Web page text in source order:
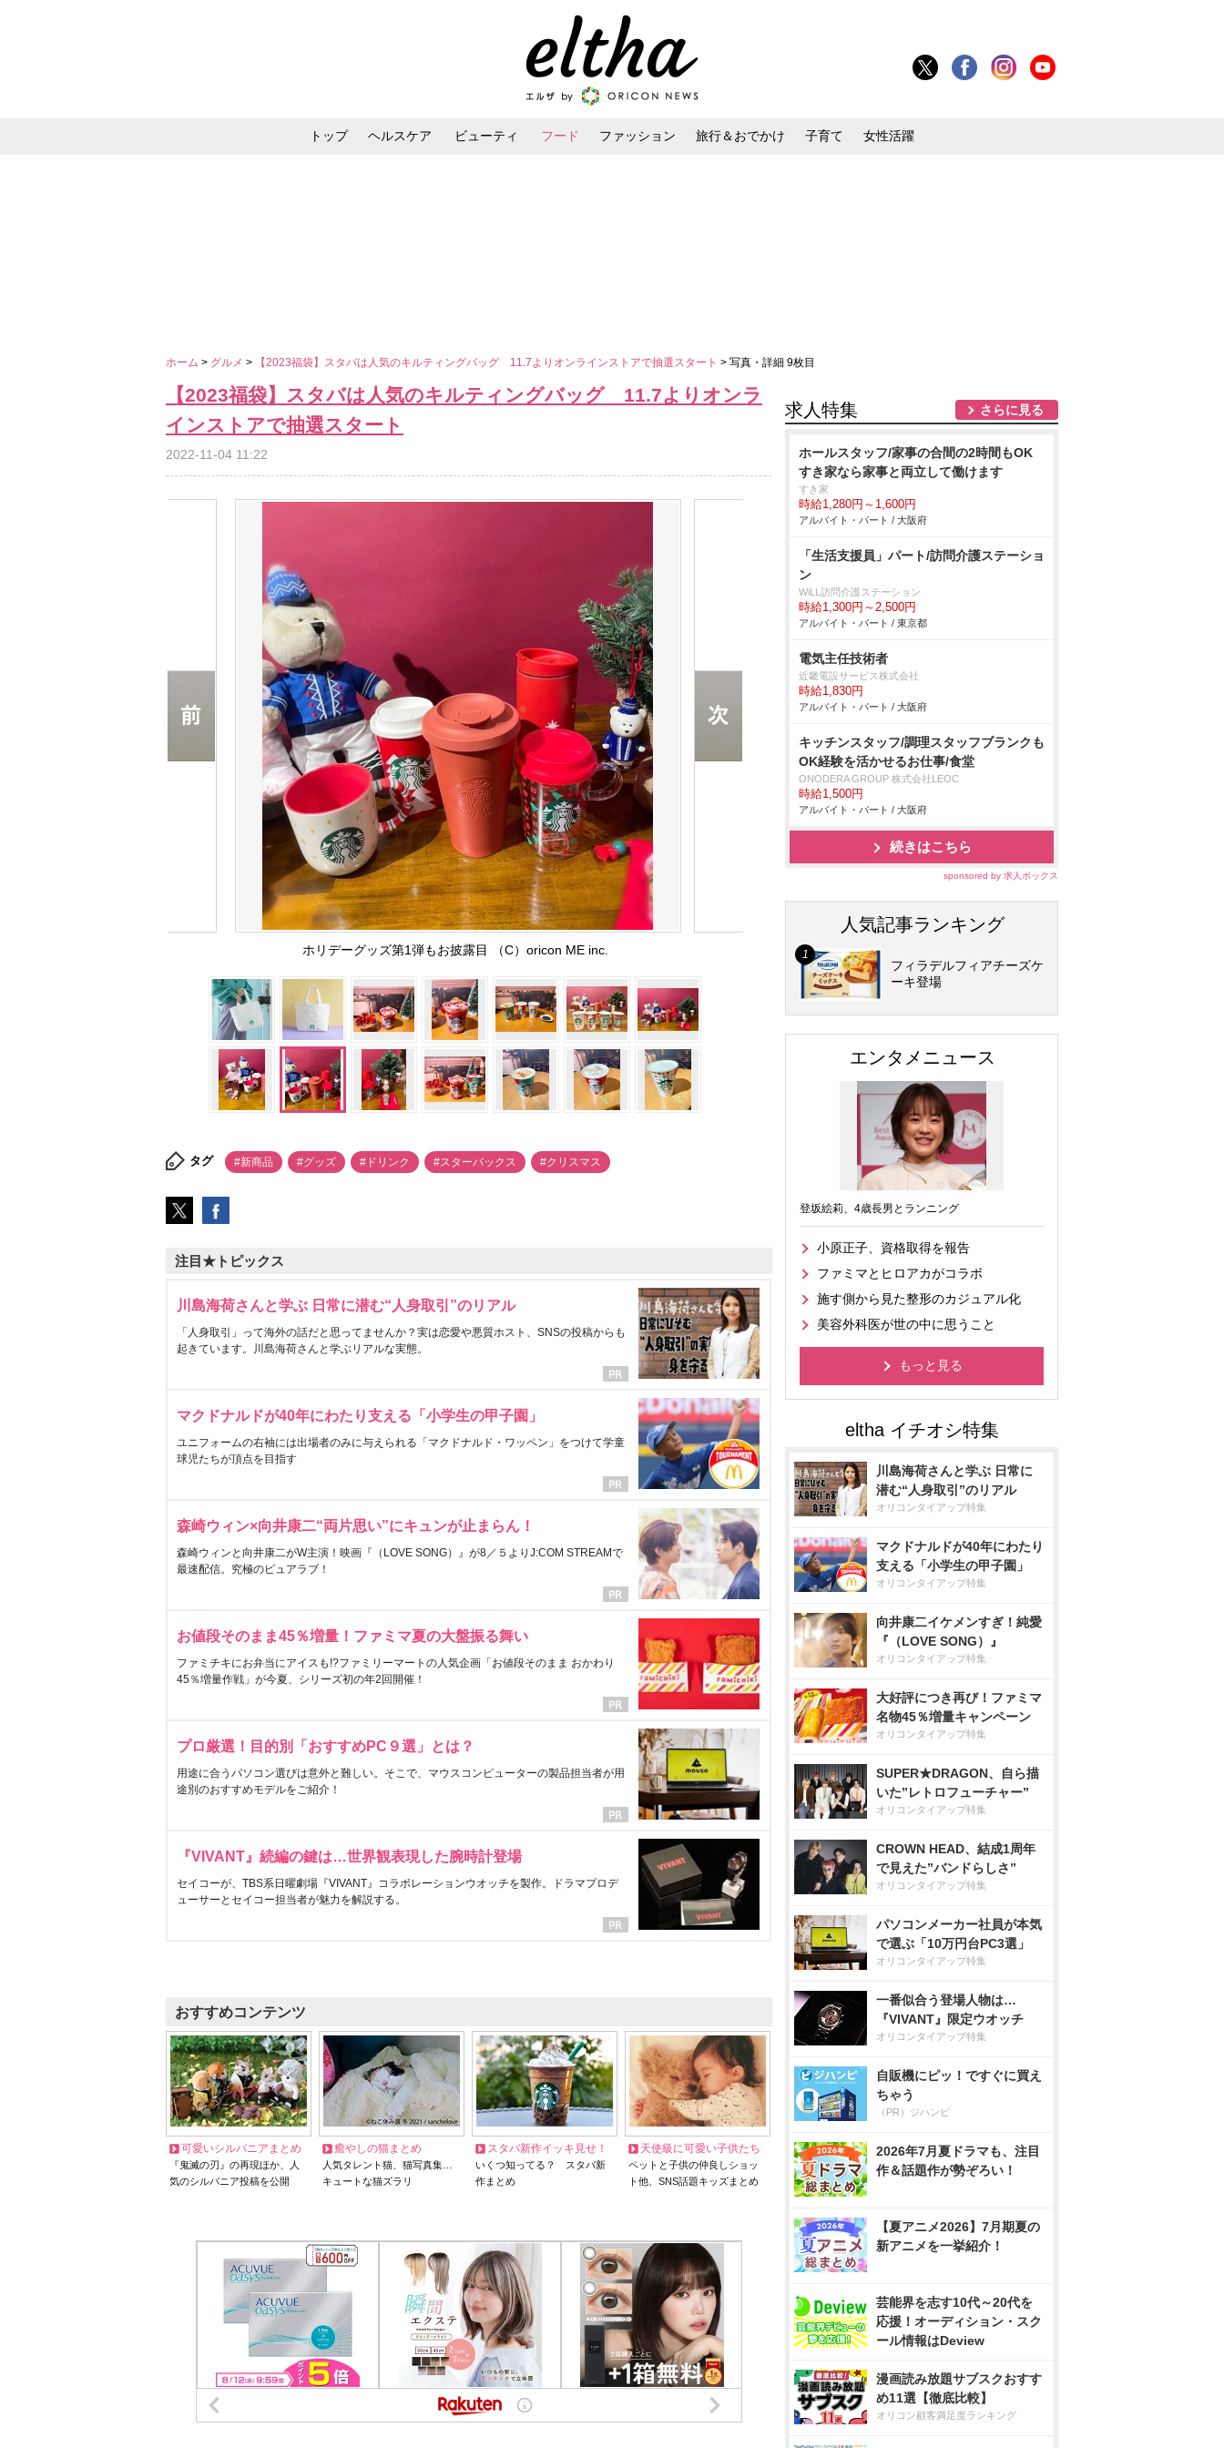
トップ ヘルスケア ビューティ フード ファッション 旅行＆おでかけ 子育て 女性活躍
ホーム > グルメ > 【2023福袋】スタバは人気のキルティングバッグ 11.7よりオンラインストアで抽選スタート > 写真・詳細 9枚目
【2023福袋】スタバは人気のキルティングバッグ 11.7よりオンラ
インストアで抽選スタート
2022-11-04 11:22
ホリデーグッズ第1弾もお披露目 （C）oricon ME inc.
タグ #新商品 #グッズ #ドリンク #スターバックス #クリスマス
注目★トピックス
川島海荷さんと学ぶ 日常に潜む“人身取引”のリアル
「人身取引」って海外の話だと思ってませんか？実は恋愛や悪質ホスト、SNSの投稿からも
起きています。川島海荷さんと学ぶリアルな実態。
マクドナルドが40年にわたり支える「小学生の甲子園」
ユニフォームの右袖には出場者のみに与えられる「マクドナルド・ワッペン」をつけて学童
球児たちが頂点を目指す
森崎ウィン×向井康二“両片思い”にキュンが止まらん！
森崎ウィンと向井康二がW主演！映画『（LOVE SONG）』が8／５よりJ:COM STREAMで
最速配信。究極のピュアラブ！
お値段そのまま45％増量！ファミマ夏の大盤振る舞い
ファミチキにお弁当にアイスも!?ファミリーマートの人気企画「お値段そのまま おかわり
45％増量作戦」が今夏、シリーズ初の年2回開催！
プロ厳選！目的別「おすすめPC９選」とは？
用途に合うパソコン選びは意外と難しい。そこで、マウスコンピューターの製品担当者が用
途別のおすすめモデルをご紹介！
『VIVANT』続編の鍵は…世界観表現した腕時計登場
セイコーが、TBS系日曜劇場『VIVANT』コラボレーションウオッチを製作。ドラマプロデ
ューサーとセイコー担当者が魅力を解説する。
おすすめコンテンツ
可愛いシルバニアまとめ
『鬼滅の刃』の再現ほか、人
気のシルバニア投稿を公開
癒やしの猫まとめ
人気タレント猫、猫写真集…
キュートな猫ズラリ
スタバ新作イッキ見せ！
いくつ知ってる？ スタバ新
作まとめ
天使級に可愛い子供たち
ペットと子供の仲良しショッ
ト他、SNS話題キッズまとめ
求人特集 さらに見る
ホールスタッフ/家事の合間の2時間もOK
すき家なら家事と両立して働けます
すき家
時給1,280円～1,600円
アルバイト・パート / 大阪府
「生活支援員」パート/訪問介護ステーショ
ン
WiLL訪問介護ステーション
時給1,300円～2,500円
アルバイト・パート / 東京都
電気主任技術者
近畿電設サービス株式会社
時給1,830円
アルバイト・パート / 大阪府
キッチンスタッフ/調理スタッフブランクも
OK経験を活かせるお仕事/食堂
ONODERA GROUP 株式会社LEOC
時給1,500円
アルバイト・パート / 大阪府
続きはこちら
sponsored by 求人ボックス
人気記事ランキング
フィラデルフィアチーズケ
ーキ登場
エンタメニュース
登坂絵莉、4歳長男とランニング
小原正子、資格取得を報告
ファミマとヒロアカがコラボ
施す側から見た整形のカジュアル化
美容外科医が世の中に思うこと
もっと見る
川島海荷さんと学ぶ 日常に
潜む“人身取引”のリアル
オリコンタイアップ特集
マクドナルドが40年にわたり
支える「小学生の甲子園」
オリコンタイアップ特集
向井康二イケメンすぎ！純愛
『（LOVE SONG）』
オリコンタイアップ特集
大好評につき再び！ファミマ
名物45％増量キャンペーン
オリコンタイアップ特集
SUPER★DRAGON、自ら描
いた”レトロフューチャー”
オリコンタイアップ特集
CROWN HEAD、結成1周年
で見えた”バンドらしさ”
オリコンタイアップ特集
パソコンメーカー社員が本気
で選ぶ「10万円台PC3選」
オリコンタイアップ特集
一番似合う登場人物は…
『VIVANT』限定ウオッチ
オリコンタイアップ特集
自販機にピッ！ですぐに買え
ちゃう
（PR）ジハンピ
2026年7月夏ドラマも、注目
作＆話題作が勢ぞろい！
【夏アニメ2026】7月期夏の
新アニメを一挙紹介！
芸能界を志す10代～20代を
応援！オーディション・スク
ール情報はDeview
漫画読み放題サブスクおすす
め11選【徹底比較】
オリコン顧客満足度ランキング